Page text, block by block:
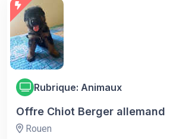
Rubrique: Animaux
Offre Chiot Berger allemand
Rouen